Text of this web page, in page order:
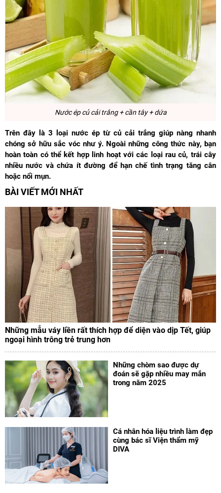
Nước ép củ cải trắng + cần tây + dứa
Trên đây là 3 loại nước ép từ củ cải trắng giúp nàng nhanh
chóng sở hữu sắc vóc như ý. Ngoài những công thức này, bạn
hoàn toàn có thể kết hợp linh hoạt với các loại rau củ, trái cây
nhiều nước và chứa ít đường để hạn chế tình trạng tăng cân
hoặc nổi mụn.
BÀI VIẾT MỚI NHẤT
Những mẫu váy liền rất thích hợp để diện vào dịp Tết, giúp
ngoại hình trông trẻ trung hơn
Những chòm sao được dự
đoán sẽ gặp nhiều may mắn
trong năm 2025
Cá nhân hóa liệu trình làm đẹp
cùng bác sĩ Viện thẩm mỹ
DIVA